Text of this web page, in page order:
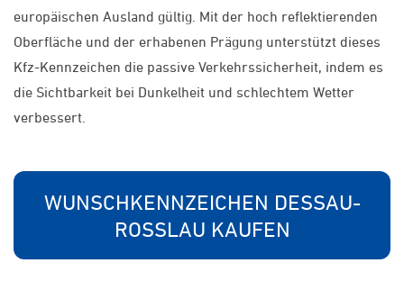
europäischen Ausland gültig. Mit der hoch reflektierenden
Oberfläche und der erhabenen Prägung unterstützt dieses
Kfz-Kennzeichen die passive Verkehrssicherheit, indem es
die Sichtbarkeit bei Dunkelheit und schlechtem Wetter
verbessert.
WUNSCHKENNZEICHEN DESSAU-
ROSSLAU KAUFEN